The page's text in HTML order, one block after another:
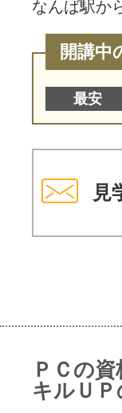
なんば駅か
開講中
最安
見
ＰＣの
キルＵ